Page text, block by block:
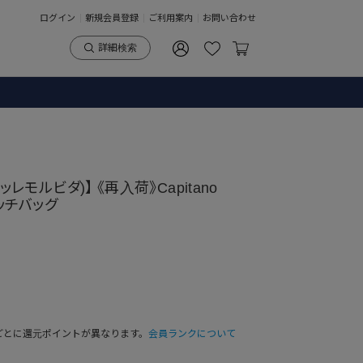
ログイン 新規会員登録 ご利用案内 お問い合わせ
詳細検索
レモルビダ)】 《再入荷》Capitano
バッグ
に還元ポイントが異なります。 会員ランクについて